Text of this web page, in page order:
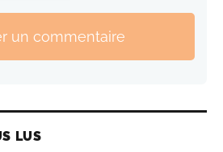
un commentaire
LUS